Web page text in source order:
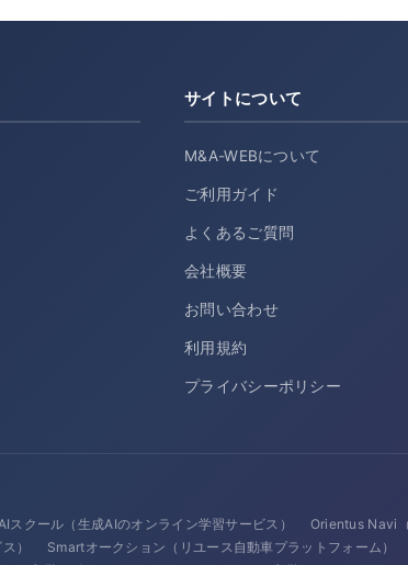
サイトについて
M&A-WEBについて
ご利用ガイド
よくあるご質問
会社概要
お問い合わせ
利用規約
プライバシーポリシー
スクール（生成AIのオンライン学習サービス）
Orientus Navi
）
Smartオークション（リユース自動車プラットフォーム）